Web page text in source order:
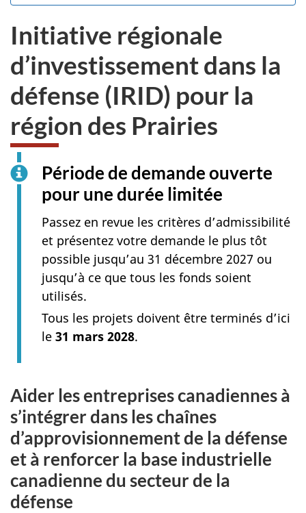
pas
participer
au
sondage
du
site
web,
Initiative régionale
d’investissement dans la
défense (IRID) pour la
région des Prairies
Période de demande ouverte
pour une durée limitée
Passez en revue les critères d’admissibilité
et présentez votre demande le plus tôt
possible jusqu’au 31 décembre 2027 ou
jusqu’à ce que tous les fonds soient
utilisés.
Tous les projets doivent être terminés d’ici
le 31 mars 2028.
Aider les entreprises canadiennes à
s’intégrer dans les chaînes
d’approvisionnement de la défense
et à renforcer la base industrielle
canadienne du secteur de la
défense